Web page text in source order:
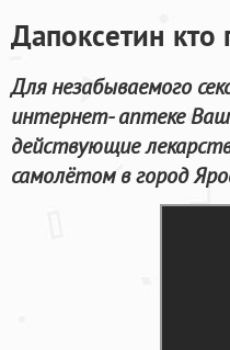
Дапоксетин
Для незабываемого
интернет- аптеке
действующие
самолётом в город